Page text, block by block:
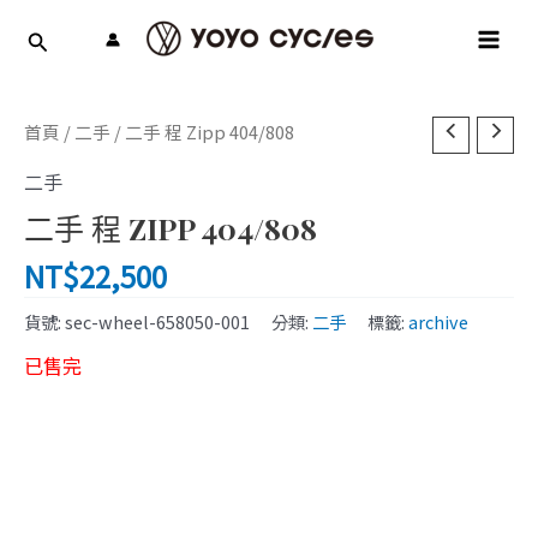
首頁 / 二手 / 二手 程 Zipp 404/808
二手
二手 程 ZIPP 404/808
NT$22,500
貨號:sec-wheel-658050-001 分類: 二手 標籤:archive
已售完